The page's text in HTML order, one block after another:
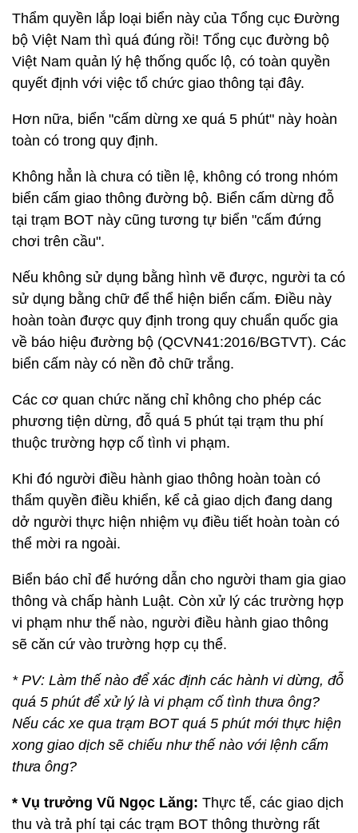
Thẩm quyền lắp loại biển này của Tổng cục Đường
bộ Việt Nam thì quá đúng rồi! Tổng cục đường bộ
Việt Nam quản lý hệ thống quốc lộ, có toàn quyền
quyết định với việc tổ chức giao thông tại đây.
Hơn nữa, biển "cấm dừng xe quá 5 phút" này hoàn
toàn có trong quy định.
Không hẳn là chưa có tiền lệ, không có trong nhóm
biển cấm giao thông đường bộ. Biển cấm dừng đỗ
tại trạm BOT này cũng tương tự biển "cấm đứng
chơi trên cầu".
Nếu không sử dụng bằng hình vẽ được, người ta có
sử dụng bằng chữ để thể hiện biển cấm. Điều này
hoàn toàn được quy định trong quy chuẩn quốc gia
về báo hiệu đường bộ (QCVN41:2016/BGTVT). Các
biển cấm này có nền đỏ chữ trắng.
Các cơ quan chức năng chỉ không cho phép các
phương tiện dừng, đỗ quá 5 phút tại trạm thu phí
thuộc trường hợp cố tình vi phạm.
Khi đó người điều hành giao thông hoàn toàn có
thẩm quyền điều khiển, kể cả giao dịch đang dang
dở người thực hiện nhiệm vụ điều tiết hoàn toàn có
thể mời ra ngoài.
Biển báo chỉ để hướng dẫn cho người tham gia giao
thông và chấp hành Luật. Còn xử lý các trường hợp
vi phạm như thế nào, người điều hành giao thông
sẽ căn cứ vào trường hợp cụ thể.
* PV: Làm thế nào để xác định các hành vi dừng, đỗ
quá 5 phút để xử lý là vi phạm cố tình thưa ông?
Nếu các xe qua trạm BOT quá 5 phút mới thực hiện
xong giao dịch sẽ chiếu như thế nào với lệnh cấm
thưa ông?
* Vụ trưởng Vũ Ngọc Lăng: Thực tế, các giao dịch
thu và trả phí tại các trạm BOT thông thường rất